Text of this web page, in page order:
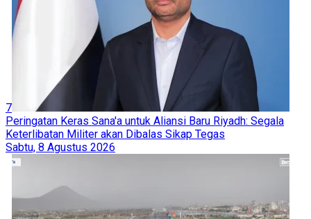
7
Peringatan Keras Sana'a untuk Aliansi Baru Riyadh: Segala
Keterlibatan Militer akan Dibalas Sikap Tegas
Sabtu, 8 Agustus 2026